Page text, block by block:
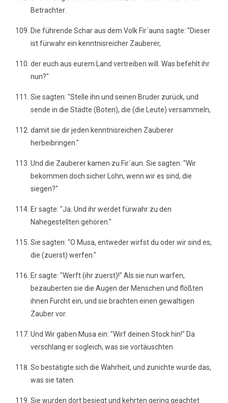
Betrachter.
Die führende Schar aus dem Volk Fir´auns sagte: "Dieser
ist fürwahr ein kenntnisreicher Zauberer,
der euch aus eurem Land vertreiben will. Was befehlt ihr
nun?"
Sie sagten: "Stelle ihn und seinen Bruder zurück, und
sende in die Städte (Boten), die (die Leute) versammeln,
damit sie dir jeden kenntnisreichen Zauberer
herbeibringen."
Und die Zauberer kamen zu Fir´aun. Sie sagten: "Wir
bekommen doch sicher Lohn, wenn wir es sind, die
siegen?"
Er sagte: "Ja. Und ihr werdet fürwahr zu den
Nahegestellten gehören."
Sie sagten: "O Musa, entweder wirfst du oder wir sind es,
die (zuerst) werfen."
Er sagte: "Werft (ihr zuerst)!" Als sie nun warfen,
bezauberten sie die Augen der Menschen und flößten
ihnen Furcht ein, und sie brachten einen gewaltigen
Zauber vor.
Und Wir gaben Musa ein: "Wirf deinen Stock hin!" Da
verschlang er sogleich, was sie vortäuschten.
So bestätigte sich die Wahrheit, und zunichte wurde das,
was sie taten.
Sie wurden dort besiegt und kehrten gering geachtet